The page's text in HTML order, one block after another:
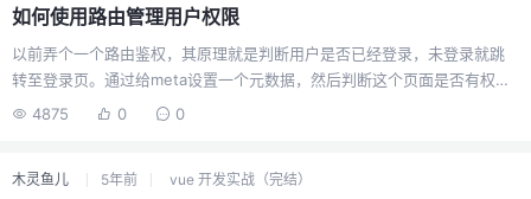
他的性能会更高，因为用的地方很多，组件本身也没太多东西。既然是鉴
一章的check函数auth.js//后端返回权限 function getAut...
如何使用路由管理用户权限
以前弄个一个路由鉴权，其原理就是判断用户是否已经登录，未登录就跳
转至登录页。通过给meta设置一个元数据，然后判断这个页面是否有权
限，如果访客没有权限，就跳转至登录页。这个用于一般情况完全是足够
网站有四个等级：master（站长）、admin（管理员）、user（注册用
4875 0 0
木灵鱼儿 5年前 vue 开发实战（完结）